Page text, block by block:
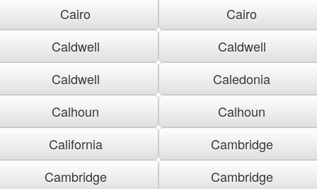
Cairo
Cairo
Caldwell
Caldwell
Caldwell
Caledonia
Calhoun
Calhoun
California
Cambridge
Cambridge
Cambridge